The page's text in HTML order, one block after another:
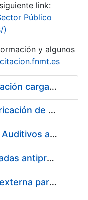
link:
Público
)
y algunos
Pliego condiciones optimización cargas compras firmado
Acuerdo marco para la fabricación de piezas
Suministro de Protectores Auditivos a medida para las personas trabajadoras de los Centros de Trabajo de Madrid y Burgos
Suministro de gafas graduadas antiproyecciones para los trabajadores de la FNMT-RCM en los centros de trabajo de Madrid y Burgos
Servicios de una empresa externa para el asesoramiento y resolución de los recursos de alzada que se presentan relacionados con procesos de selección para la FNMT-RCM